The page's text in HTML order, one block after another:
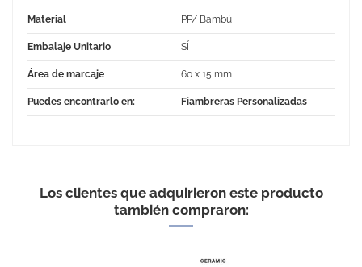
Material PP/ Bambú
Embalaje Unitario SÍ
Área de marcaje 60 x 15 mm
Puedes encontrarlo en: Fiambreras Personalizadas
Los clientes que adquirieron este producto
también compraron: